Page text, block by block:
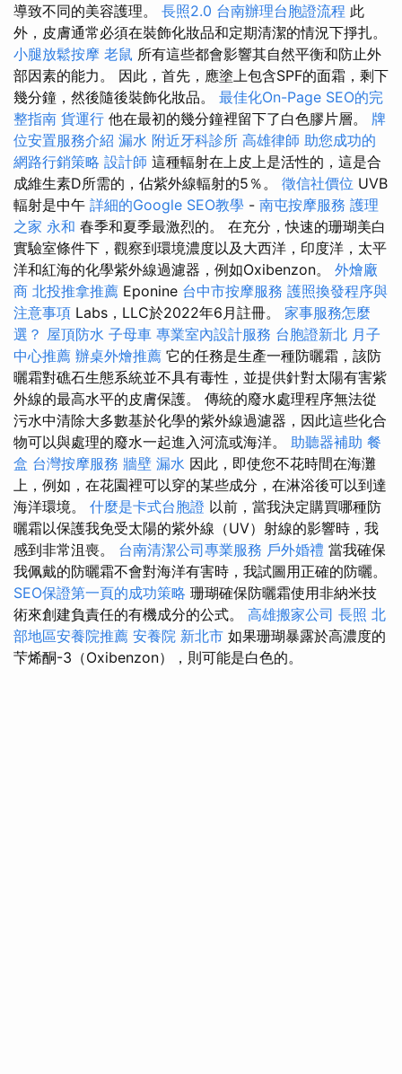
導致不同的美容護理。 長照2.0 台南辦理台胞證流程 此
外，皮膚通常必須在裝飾化妝品和定期清潔的情況下掙扎。
小腿放鬆按摩 老鼠 所有這些都會影響其自然平衡和防止外
部因素的能力。 因此，首先，應塗上包含SPF的面霜，剩下
幾分鐘，然後隨後裝飾化妝品。 最佳化On-Page SEO的完
整指南 貨運行 他在最初的幾分鐘裡留下了白色膠片層。 牌
位安置服務介紹 漏水 附近牙科診所 高雄律師 助您成功的
網路行銷策略 設計師 這種輻射在上皮上是活性的，這是合
成維生素D所需的，佔紫外線輻射的5％。 徵信社價位 UVB
輻射是中午 詳細的Google SEO教學 - 南屯按摩服務 護理
之家 永和 春季和夏季最激烈的。 在充分，快速的珊瑚美白
實驗室條件下，觀察到環境濃度以及大西洋，印度洋，太平
洋和紅海的化學紫外線過濾器，例如Oxibenzon。 外燴廠
商 北投推拿推薦 Eponine 台中市按摩服務 護照換發程序與
注意事項 Labs，LLC於2022年6月註冊。 家事服務怎麼
選？ 屋頂防水 子母車 專業室內設計服務 台胞證新北 月子
中心推薦 辦桌外燴推薦 它的任務是生產一種防曬霜，該防
曬霜對礁石生態系統並不具有毒性，並提供針對太陽有害紫
外線的最高水平的皮膚保護。 傳統的廢水處理程序無法從
污水中清除大多數基於化學的紫外線過濾器，因此這些化合
物可以與處理的廢水一起進入河流或海洋。 助聽器補助 餐
盒 台灣按摩服務 牆壁 漏水 因此，即使您不花時間在海灘
上，例如，在花園裡可以穿的某些成分，在淋浴後可以到達
海洋環境。 什麼是卡式台胞證 以前，當我決定購買哪種防
曬霜以保護我免受太陽的紫外線（UV）射線的影響時，我
感到非常沮喪。 台南清潔公司專業服務 戶外婚禮 當我確保
我佩戴的防曬霜不會對海洋有害時，我試圖用正確的防曬。
SEO保證第一頁的成功策略 珊瑚確保防曬霜使用非納米技
術來創建負責任的有機成分的公式。 高雄搬家公司 長照 北
部地區安養院推薦 安養院 新北市 如果珊瑚暴露於高濃度的
芐烯酮-3（Oxibenzon），則可能是白色的。